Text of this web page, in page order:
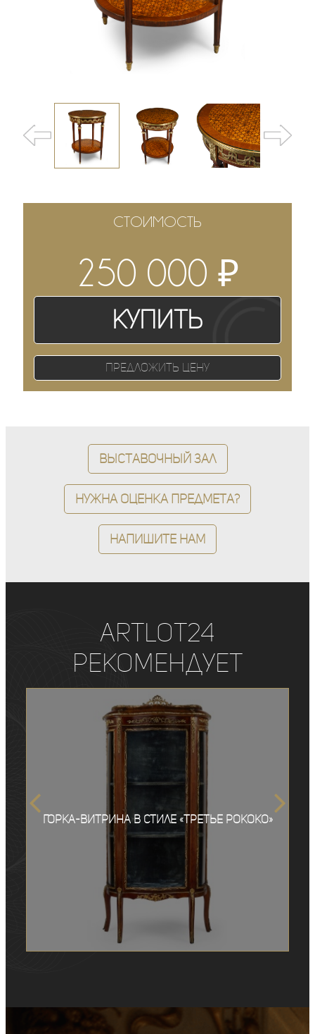
СТОИМОСТЬ
250 000 ₽
Купить
Предложить цену
Выставочный зал
Нужна оценка предмета?
Напишите нам
ArtLot24
рекомендует
Горка-витрина в стиле «третье рококо»